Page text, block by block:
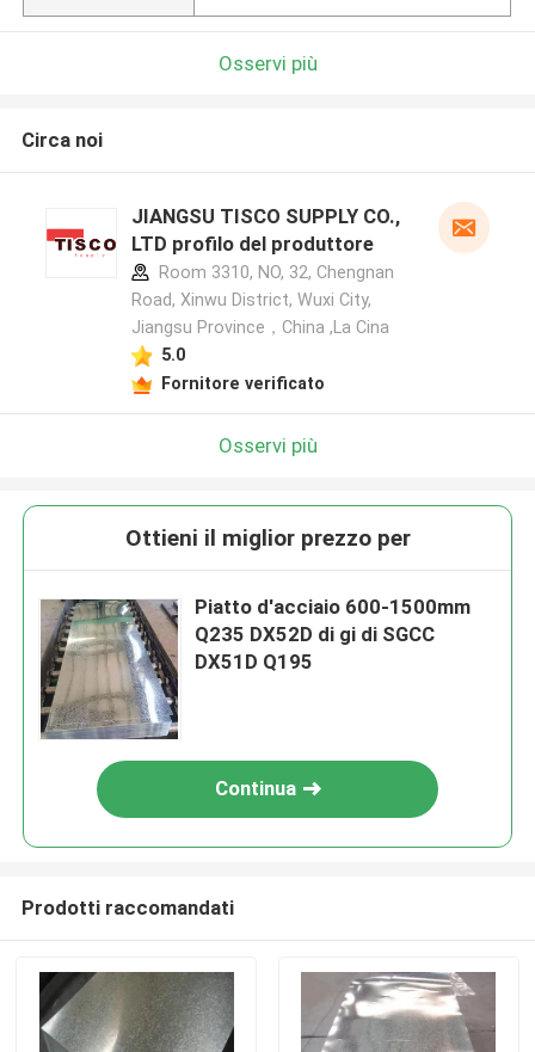
Osservi più
Circa noi
JIANGSU TISCO SUPPLY CO.,
LTD profilo del produttore
Room 3310, NO, 32, Chengnan
Road, Xinwu District, Wuxi City,
Jiangsu Province，China ,La Cina
5.0
Fornitore verificato
Osservi più
Ottieni il miglior prezzo per
Piatto d'acciaio 600-1500mm
Q235 DX52D di gi di SGCC
DX51D Q195
Continua
Prodotti raccomandati